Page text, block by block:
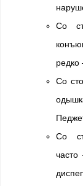
Со
редко
Со
Со